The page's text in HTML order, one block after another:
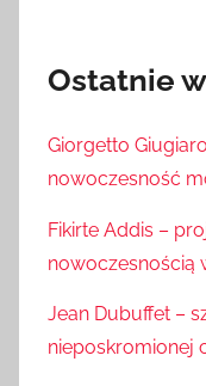
Ostatnie
Giorgetto
nowoczesność
Fikirte Addis –
nowoczesnością
Jean Dubuffet –
nieposkromionej